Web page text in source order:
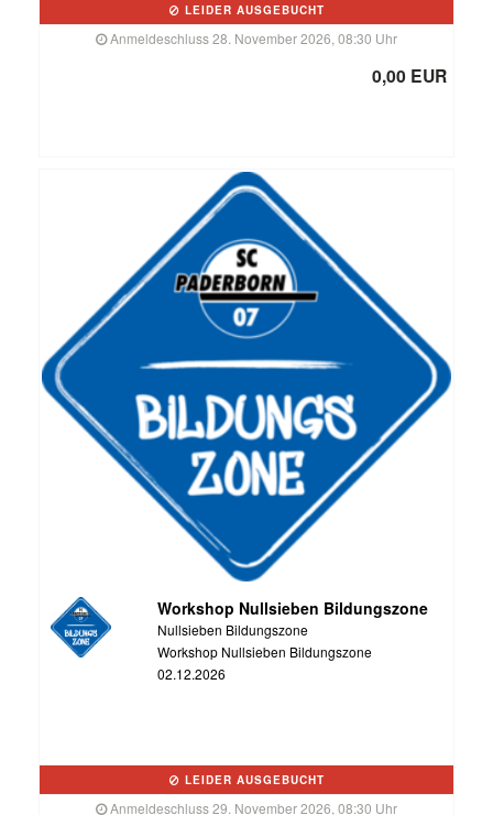
LEIDER AUSGEBUCHT
Anmeldeschluss 28. November 2026, 08:30 Uhr
0,00 EUR
Workshop Nullsieben Bildungszone
Nullsieben Bildungszone
Workshop Nullsieben Bildungszone
02.12.2026
LEIDER AUSGEBUCHT
Anmeldeschluss 29. November 2026, 08:30 Uhr